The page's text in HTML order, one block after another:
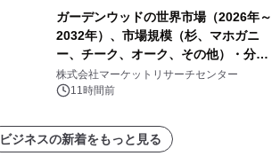
ガーデンウッドの世界市場（2026年～
2032年）、市場規模（杉、マホガニ
ー、チーク、オーク、その他）・分析
レポートを発表
株式会社マーケットリサーチセンター
11時間前
ビジネスの新着をもっと見る